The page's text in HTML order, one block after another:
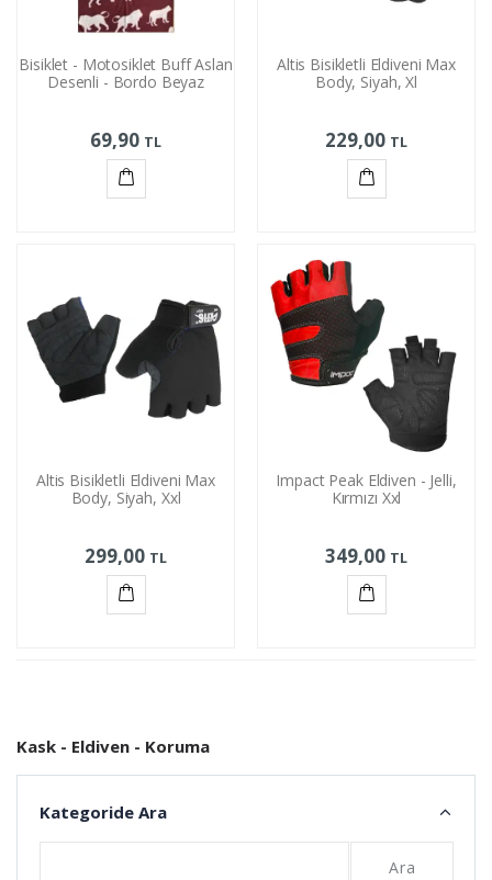
Bisiklet - Motosiklet Buff Aslan
Desenli - Bordo Beyaz
69,90 TL
Altis Bisikletli Eldiveni Max
Body, Siyah, Xl
229,00 TL
Altis Bisikletli Eldiveni Max
Body, Siyah, Xxl
299,00 TL
Impact Peak Eldiven - Jelli,
Kırmızı Xxl
349,00 TL
Kask - Eldiven - Koruma
Kategoride Ara
Ara